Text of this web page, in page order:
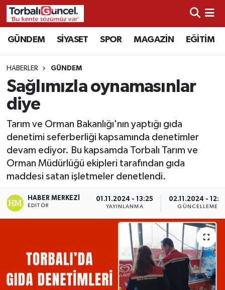
GÜNDEM SİYASET SPOR MAGAZİN EĞİTİM
HABERLER GÜNDEM
Sağlımızla oynamasınlar
diye
Tarım ve Orman Bakanlığı'nın yaptığı gıda
denetimi seferberliği kapsamında denetimler
devam ediyor. Bu kapsamda Torbalı Tarım ve
Orman Müdürlüğü ekipleri tarafından gıda
maddesi satan işletmeler denetlendi.
HABER MERKEZI
EDITÖR
01.11.2024 - 13:25
YAYINLANMA
02.11.2024 -
GÜNCELLEME
İzmir Nöbetçi Eczaneler
İzmir Hava Durumu
İzmir Namaz Vakitleri
Süper Lig Puan Durumu ve Fikstür
Tüm Manşetler
Haber Arşivi